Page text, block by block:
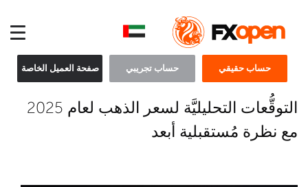
حساب حقيقي حساب تجريبي صفحة العميل الخاصة
التوقُّعات التحليليَّة لسعر الذهب لعام 2025
مع نظرة مُستقبلية أبعد